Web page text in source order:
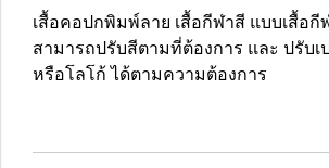
เสื้อคอปกพิมพ์ลาย เสื้อกีฬาสี แบบเสื้อ
สามารถปรับสีตามที่ต้องการ และ ปรับ
หรือโลโก้ ได้ตามความต้องการ